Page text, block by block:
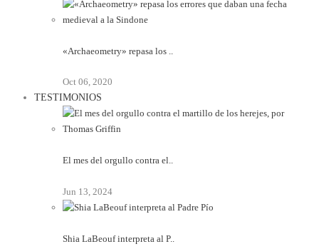
«Archaeometry» repasa los ..
Oct 06, 2020
TESTIMONIOS
El mes del orgullo contra el..
Jun 13, 2024
Shia LaBeouf interpreta al P..